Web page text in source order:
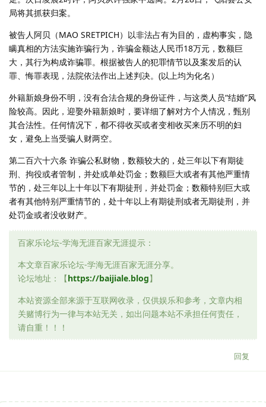
局将其抓获归案。
被告人阿贝（MAO SRETPICH）以非法占有为目的，虚构事实，隐
瞒真相的方法实施诈骗行为，诈骗金额达人民币18万元，数额巨
大，其行为构成诈骗罪。根据被告人的犯罪情节以及案发后的认
罪、悔罪表现，法院依法作出上述判决。(以上均为化名）
外籍新娘身份不明，没有合法合规的身份证件，与这类人员“结婚”风
险较高。因此，迎娶外籍新娘时，要详细了解对方个人情况，甄别
其合法性。任何情况下，都不得收买或者变相收买来历不明的妇
女，避免上当受骗人财两空。
第二百六十六条 诈骗公私财物，数额较大的，处三年以下有期徒
刑、拘役或者管制，并处或单处罚金；数额巨大或者有其他严重情
节的，处三年以上十年以下有期徒刑，并处罚金；数额特别巨大或
者有其他特别严重情节的，处十年以上有期徒刑或者无期徒刑，并
处罚金或者没收财产。
百家乐论坛-学海无涯百家无涯提示：
本文章百家乐论坛-学海无涯百家无涯分享。
论坛地址：【https://baijiale.blog】
本站资源全部来源于互联网收录，仅供娱乐和参考，文章内相
关赌博行为一律与本站无关，如出问题本站不承担任何责任，
请自重！！！
回复